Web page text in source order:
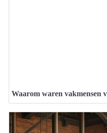
Waarom waren vakmensen